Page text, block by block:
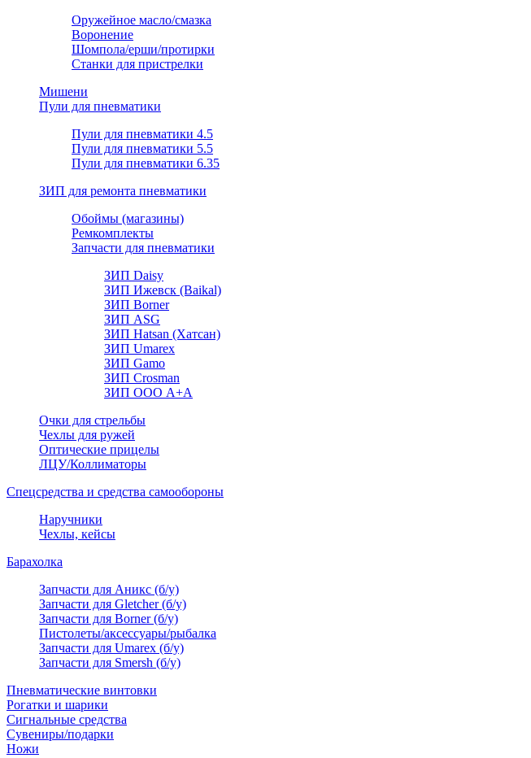
Оружейное масло/смазка
Воронение
Шомпола/ерши/протирки
Станки для пристрелки
Мишени
Пули для пневматики
Пули для пневматики 4.5
Пули для пневматики 5.5
Пули для пневматики 6.35
ЗИП для ремонта пневматики
Обоймы (магазины)
Ремкомплекты
Запчасти для пневматики
ЗИП Daisy
ЗИП Ижевск (Baikal)
ЗИП Borner
ЗИП ASG
ЗИП Hatsan (Хатсан)
ЗИП Umarex
ЗИП Gamo
ЗИП Crosman
ЗИП ООО А+А
Очки для стрельбы
Чехлы для ружей
Оптические прицелы
ЛЦУ/Коллиматоры
Спецсредства и средства самообороны
Наручники
Чехлы, кейсы
Барахолка
Запчасти для Аникс (б/у)
Запчасти для Gletcher (б/у)
Запчасти для Borner (б/у)
Пистолеты/аксессуары/рыбалка
Запчасти для Umarex (б/у)
Запчасти для Smersh (б/у)
Пневматические винтовки
Рогатки и шарики
Сигнальные средства
Сувениры/подарки
Ножи